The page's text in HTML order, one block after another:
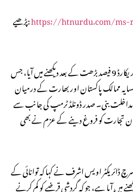
پڑھیے:https://htnurdu.com/
یہ تیزی کا رجحان پیر کے روز کی ریکارڈ 9 فیصد بڑھت کے بعد دیکھنے میں آیا، جس
ممالک پاکستان اور بھارت کے درمیان
مداخلت بنی۔ صدر ڈونلڈ ٹرمپ کی جانب سے
تجارت کو فروغ دینے کے عزم نے بھی
اویس اشرف نے کہا کہ توانائی کے
میں آیا ہے، جو کہ گردشی قرضے کو کم کرنے